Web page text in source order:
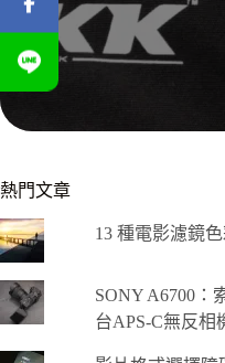
熱門文章
13 種電影濾鏡
SONY A6700：
台APS-C無反相